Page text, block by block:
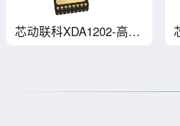
芯动联科XDA1202-高性能X轴MEMS加速度传感器